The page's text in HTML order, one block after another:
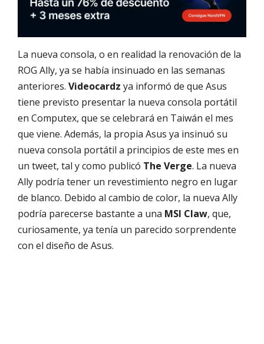
La nueva consola, o en realidad la renovación de la
ROG Ally, ya se había insinuado en las semanas
anteriores. Videocardz ya informó de que Asus
tiene previsto presentar la nueva consola portátil
en Computex, que se celebrará en Taiwán el mes
que viene. Además, la propia Asus ya insinuó su
nueva consola portátil a principios de este mes en
un tweet, tal y como publicó The Verge. La nueva
Ally podría tener un revestimiento negro en lugar
de blanco. Debido al cambio de color, la nueva Ally
podría parecerse bastante a una MSI Claw, que,
curiosamente, ya tenía un parecido sorprendente
con el diseño de Asus.